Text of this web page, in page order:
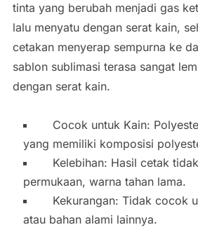
tinta yang berubah menjadi gas
lalu menyatu dengan serat kain,
cetakan menyerap sempurna ke
sablon sublimasi terasa sangat
dengan serat kain.
Cocok untuk Kain:
yang memiliki komposisi
Kelebihan: Hasil cetak
permukaan, warna tahan lama.
Kekurangan: Tidak cocok
atau bahan alami lainnya.